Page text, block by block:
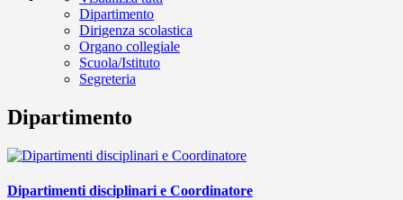
Dipartimento
Dirigenza scolastica
Organo collegiale
Scuola/Istituto
Segreteria
Dipartimento
Dipartimenti disciplinari e Coordinatore